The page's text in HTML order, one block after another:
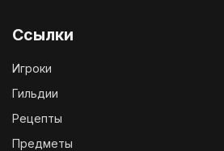
Ссылки
Игроки
Гильдии
Рецепты
Предметы